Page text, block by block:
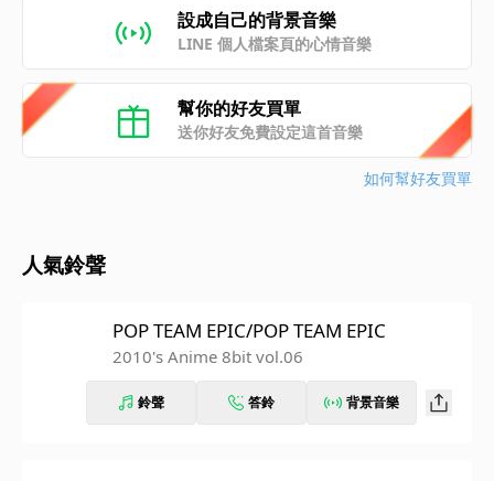
設成自己的背景音樂
LINE 個人檔案頁的心情音樂
幫你的好友買單
送你好友免費設定這首音樂
如何幫好友買單
人氣鈴聲
POP TEAM EPIC/POP TEAM EPIC
2010's Anime 8bit vol.06
鈴聲 答鈴 背景音樂